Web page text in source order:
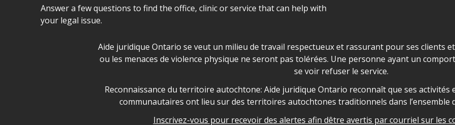
Answer a few questions to find the office, clinic or service that can help with
your legal issue.
Déclaration sur la sécurité dans les locaux d'AJO.
Aide juridique Ontario se veut un milieu de travail respectueux et rassurant pour ses clients
ou les menaces de violence physique ne seront pas tolérées. Une personne ayant un
se voir refuser le service.
Legal Aid Ontario land acknowledgement
Reconnaissance du territoire autochtone: Aide juridique Ontario reconnaît que ses activités
communautaires ont lieu sur des territoires autochtones traditionnels dans l’ensemble
Inscrivez-vous pour recevoir des alertes afin dêtre avertis par courriel sur les